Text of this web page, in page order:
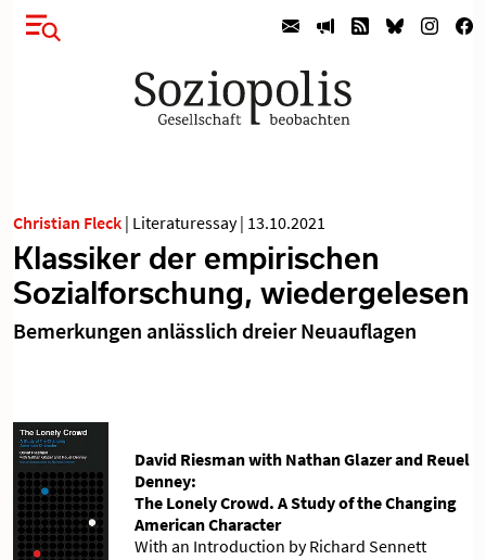
Christian Fleck | Literaturessay| 13.10.2021
Klassiker der empirischen
Sozialforschung, wiedergelesen
Bemerkungen anlässlich dreier Neuauflagen
David Riesman with Nathan Glazer and Reuel
Denney:
The Lonely Crowd. A Study of the Changing
American Character
With an Introduction by Richard Sennett